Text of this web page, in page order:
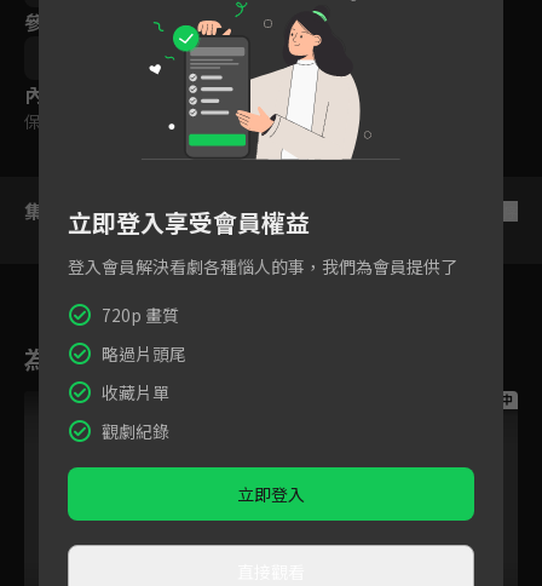
參與演員
內容標籤
保護級
集數列表
為您推薦
跟播中 跟播中
立即登入享受會員權益
登入會員解決看劇各種惱人的事，我們為會員提供了
720p 畫質
略過片頭尾
收藏片單
觀劇紀錄
立即登入